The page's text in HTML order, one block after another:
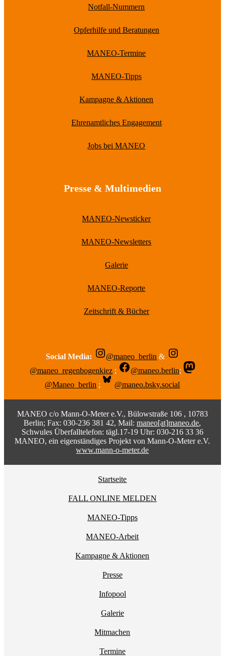
Notfall-Nummern
Opferhilfe und Beratungen
MANEO-Termine
MANEO-Tipps
Kampagne & Aktionen
Ehrenamtliches Engagement
Jobs bei MANEO
Presse & Multimedien
MANEO-Newsticker
MANEO-Newsletters
Galerie
MANEO-Reporte
Zeitschrift & Bücher
Social Media: @maneo_berlin &
@maneo_regenbogenkiez ; @maneo.berlin;
@Maneo_berlin ; @maneo.bsky.social
MANEO c/o Mann-O-Meter e.V., Bülowstraße 106 , 10783
Berlin; Fax: 030-236 381 42, Mail:maneo[at]maneo.de,
Schwules Überfalltelefon: tägl.17-19 Uhr: 030-216 33 36
MANEO, ein eigenständiges Projekt von Mann-O-Meter e.V.
www.mann-o-meter.de
Startseite
FALL ONLINE MELDEN
MANEO-Tipps
MANEO-Arbeit
Kampagne & Aktionen
Presse
Infopool
Galerie
Mitmachen
Termine